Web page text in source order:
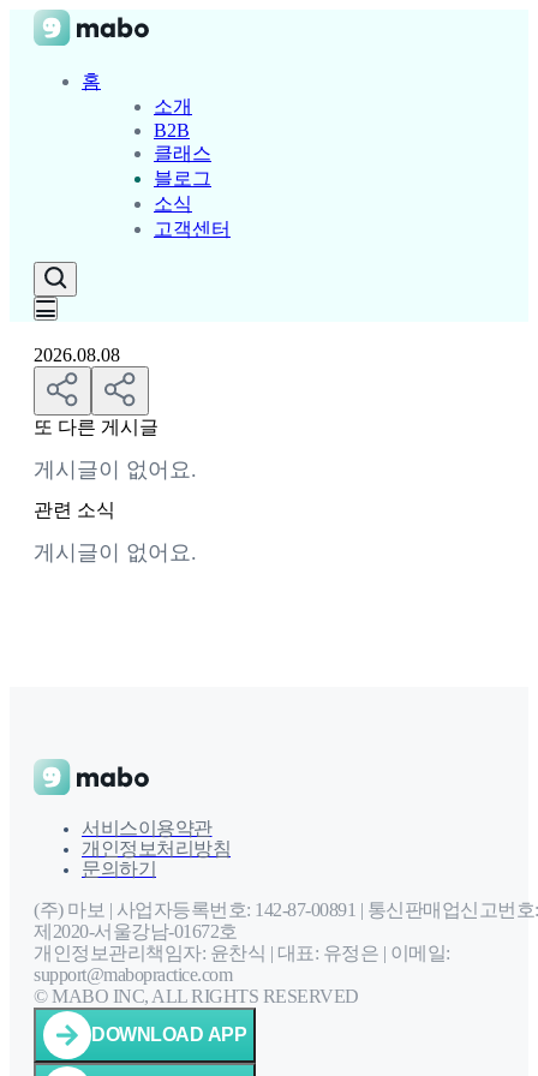
홈
소개
B2B
클래스
블로그
소식
고객센터
2026.08.08
또 다른 게시글
게시글이 없어요.
관련 소식
게시글이 없어요.
서비스이용약관
개인정보처리방침
문의하기
(주) 마보 | 사업자등록번호: 142-87-00891 | 통신판매업신고번호:
제2020-서울강남-01672호
개인정보관리책임자: 윤찬식 | 대표: 유정은 | 이메일:
support@mabopractice.com
© MABO INC, ALL RIGHTS RESERVED
DOWNLOAD APP